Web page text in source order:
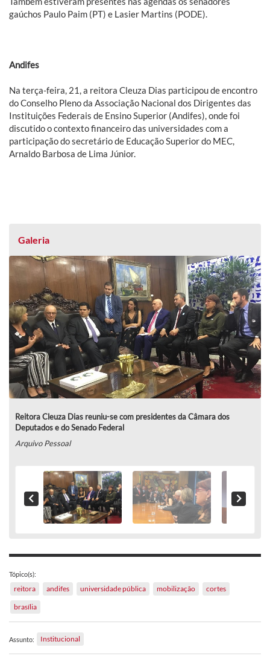
gaúchos Paulo Paim (PT) e Lasier Martins (PODE).
Andifes
Na terça-feira, 21, a reitora Cleuza Dias participou de encontro
do Conselho Pleno da Associação Nacional dos Dirigentes das
Instituições Federais de Ensino Superior (Andifes), onde foi
discutido o contexto financeiro das universidades com a
participação do secretário de Educação Superior do MEC,
Arnaldo Barbosa de Lima Júnior.
Galeria
Reitora Cleuza Dias reuniu-se com presidentes da Câmara dos
Deputados e do Senado Federal
Arquivo Pessoal
Tópico(s):
reitora andifes universidade pública mobilização
cortes
brasília
Assunto: Institucional